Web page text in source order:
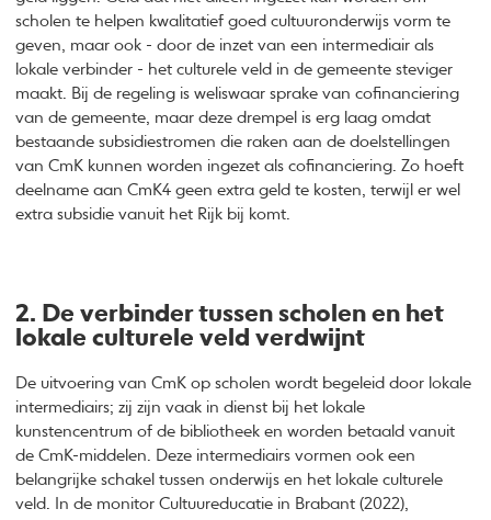
scholen te helpen kwalitatief goed cultuuronderwijs vorm te
geven, maar ook - door de inzet van een intermediair als
lokale verbinder - het culturele veld in de gemeente steviger
maakt. Bij de regeling is weliswaar sprake van cofinanciering
van de gemeente, maar deze drempel is erg laag omdat
bestaande subsidiestromen die raken aan de doelstellingen
van CmK kunnen worden ingezet als cofinanciering. Zo hoeft
deelname aan CmK4 geen extra geld te kosten, terwijl er wel
extra subsidie vanuit het Rijk bij komt.
2. De verbinder tussen scholen en het
lokale culturele veld verdwijnt
De uitvoering van CmK op scholen wordt begeleid door lokale
intermediairs; zij zijn vaak in dienst bij het lokale
kunstencentrum of de bibliotheek en worden betaald vanuit
de CmK-middelen. Deze intermediairs vormen ook een
belangrijke schakel tussen onderwijs en het lokale culturele
veld. In de monitor Cultuureducatie in Brabant (2022),